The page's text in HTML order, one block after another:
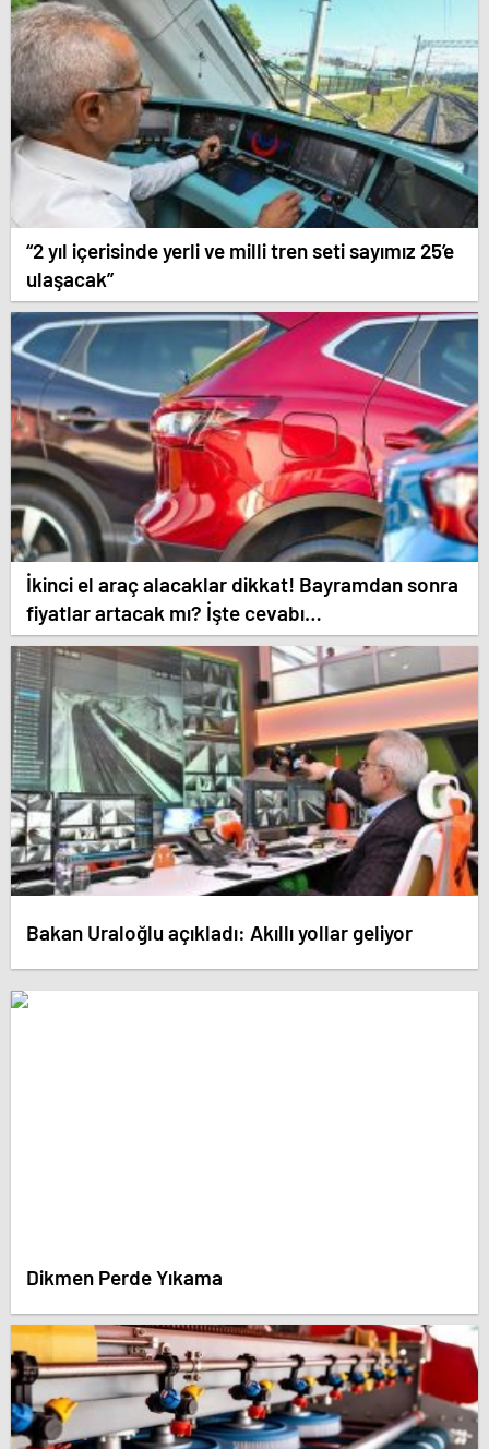
“2 yıl içerisinde yerli ve milli tren seti sayımız 25’e
ulaşacak”
İkinci el araç alacaklar dikkat! Bayramdan sonra
fiyatlar artacak mı? İşte cevabı…
Bakan Uraloğlu açıkladı: Akıllı yollar geliyor
Dikmen Perde Yıkama